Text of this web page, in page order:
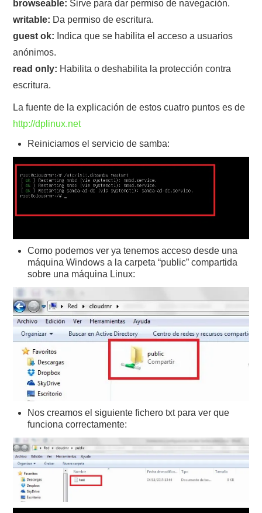
browseable: Sirve para dar permiso de navegación.
writable: Da permiso de escritura.
guest ok: Indica que se habilita el acceso a usuarios
anónimos.
read only: Habilita o deshabilita la protección contra
escritura.
La fuente de la explicación de estos cuatro puntos es de
http://dplinux.net
Reiniciamos el servicio de samba:
Como podemos ver ya tenemos acceso desde una
máquina Windows a la carpeta “public” compartida
sobre una máquina Linux:
Nos creamos el siguiente fichero txt para ver que
funciona correctamente: